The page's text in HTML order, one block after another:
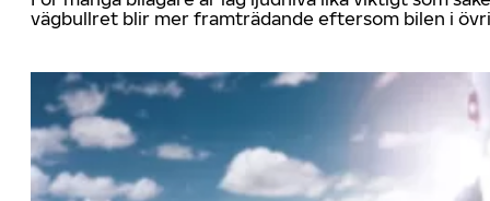
vägbullret blir mer framträdande eftersom bilen i